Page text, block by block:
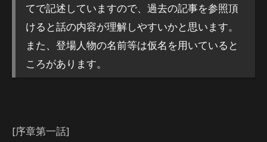
てで記述していますので、過去の記事を参照頂
けると話の内容が理解しやすいかと思います。
また、登場人物の名前等は仮名を用いていると
ころがあります。
[序章第一話]